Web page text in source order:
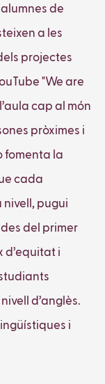
de
a les
projectes
"We are
cap al món
pròximes i
fomenta la
cada
pugui
del primer
d’equitat i
d’anglès.
i